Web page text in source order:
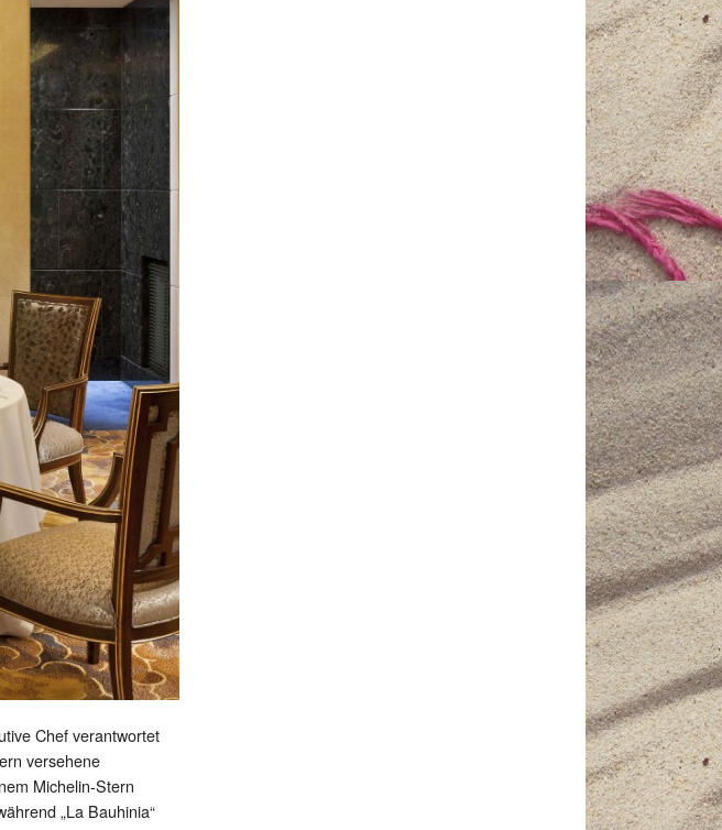
Chef verantwortet
versehene
Michelin-Stern
„La Bauhinia“